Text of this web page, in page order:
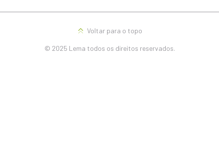
© 2025 Lema todos os direitos reservados.
Voltar para o topo